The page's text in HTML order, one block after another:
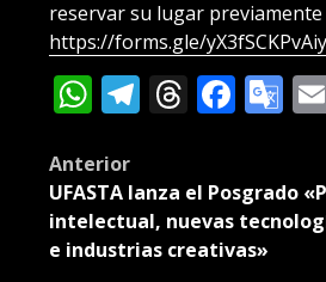
reservar su lugar
https://forms.gle/
WhatsApp
Telegram
Post
navigation
Anterior
UFASTA lanza el Posgrado
intelectual, nuevas
e industrias creativas»